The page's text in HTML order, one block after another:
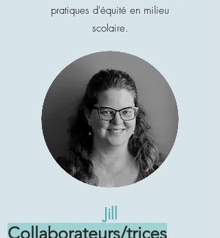
pratiques d'équité en milieu
scolaire.
Jill
Collaborateurs/trices